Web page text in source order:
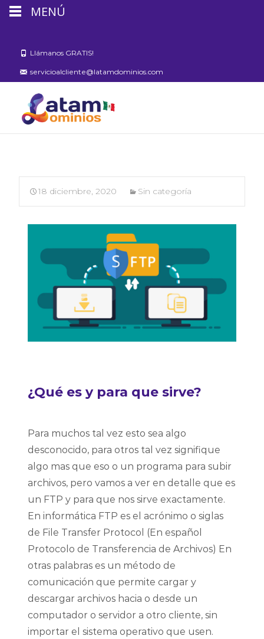
Llámanos GRATIS!
servicioalcliente@latamdominios.com
18 diciembre, 2020 Sin categoría
¿Qué es y para que sirve?
Para muchos tal vez esto sea algo
desconocido, para otros tal vez signifique
algo mas que eso o un programa para subir
archivos, pero vamos a ver en detalle que es
un FTP y para que nos sirve exactamente.
En informática FTP es el acrónimo o siglas
de File Transfer Protocol (En español
Protocolo de Transferencia de Archivos) En
otras palabras es un método de
comunicación que permite cargar y
descargar archivos hacia o desde un
computador o servidor a otro cliente, sin
importar el sistema operativo que usen.
MENÚ